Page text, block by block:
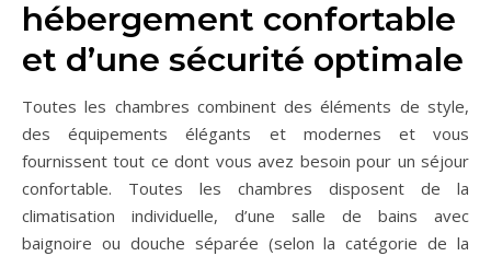
hébergement confortable
et d’une sécurité optimale
Toutes les chambres combinent des éléments de style,
des équipements élégants et modernes et vous
fournissent tout ce dont vous avez besoin pour un séjour
confortable. Toutes les chambres disposent de la
climatisation individuelle, d’une salle de bains avec
baignoire ou douche séparée (selon la catégorie de la